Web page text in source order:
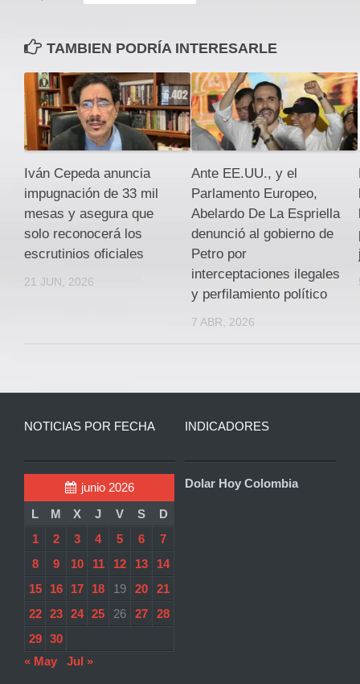
TAMBIEN PODRÍA INTERESARLE
Iván Cepeda anuncia
impugnación de 33 mil
mesas y asegura que
solo reconocerá los
escrutinios oficiales
21 JUN, 2026
Ante EE.UU., y el
Parlamento Europeo,
Abelardo De La Espriella
denunció al gobierno de
Petro por
interceptaciones ilegales
y perfilamiento político
7 ABR, 2026
NOTICIAS POR FECHA
junio 2026
L
M X J V S
D
1
2 3 4 5 6
7
8
9 10 11 12 13
14
15
16 17 18 19 20
21
22
23 24 25 26 27
28
29
30
« May
Jul »
INDICADORES
Dolar Hoy Colombia